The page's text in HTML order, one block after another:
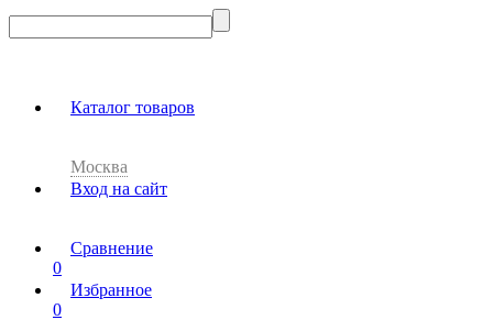
Каталог товаров
Москва
Вход на сайт
Сравнение
0
Избранное
0